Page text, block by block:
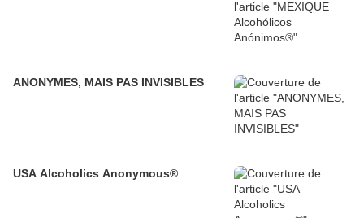
ANONYMES, MAIS PAS INVISIBLES
USA Alcoholics Anonymous®